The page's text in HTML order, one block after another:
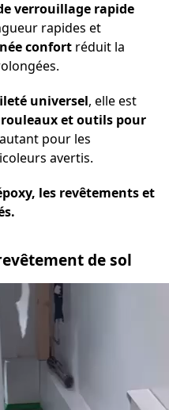
verrouillage rapide
rapides et
confort réduit la
universel, elle est
rouleaux et outils pour
pour les
avertis.
les revêtements et
de sol